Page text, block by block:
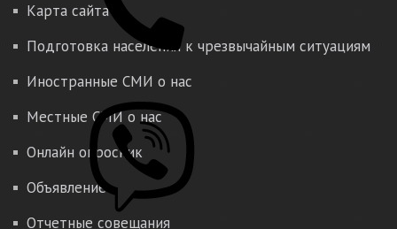
Карта сайта
Подготовка населения к чрезвычайным ситуациям
Иностранные СМИ о нас
Местные СМИ о нас
Онлайн опросник
Объявление
Отчетные совещания